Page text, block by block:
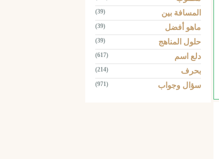
المسافة بين (39)
ماهو أفضل (39)
حلول المناهج (39)
دلع اسم (617)
بحرف (214)
سؤال وجواب (971)